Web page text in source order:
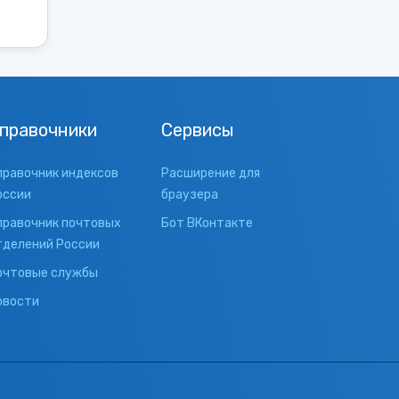
индексов
почтовых
России
службы
Сервисы
Расширение для
браузера
Бот ВКонтакте